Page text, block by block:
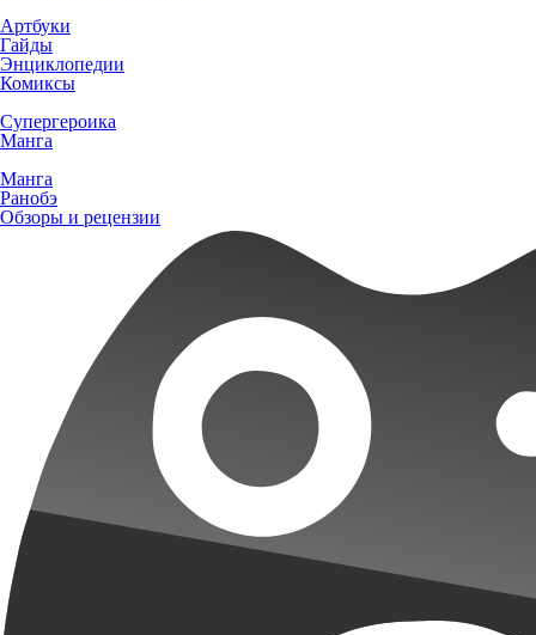
Артбуки
Гайды
Энциклопедии
Комиксы
Супергероика
Манга
Манга
Ранобэ
Обзоры и рецензии